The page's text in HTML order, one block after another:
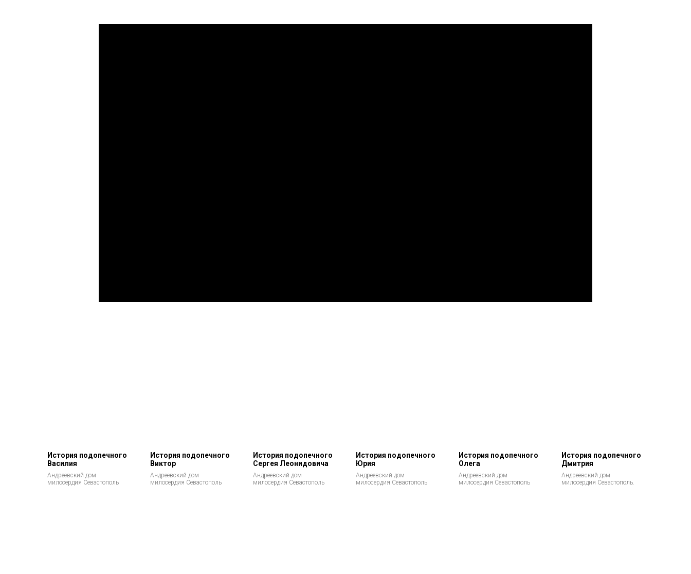
История подопечного
Василия
Андреевский дом
милосердия Севастополь
История подопечного
Виктор
Андреевский дом
милосердия Севастополь
История подопечного
Сергея Леонидовича
Андреевский дом
милосердия Севастополь
История подопечного
Юрия
Андреевский дом
милосердия Севастополь
История подопечного
Олега
Андреевский дом
милосердия Севастополь
История подопечного
Дмитрия
Андреевский дом
милосердия Севастополь.